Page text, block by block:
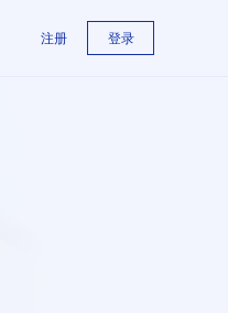
注册 登录